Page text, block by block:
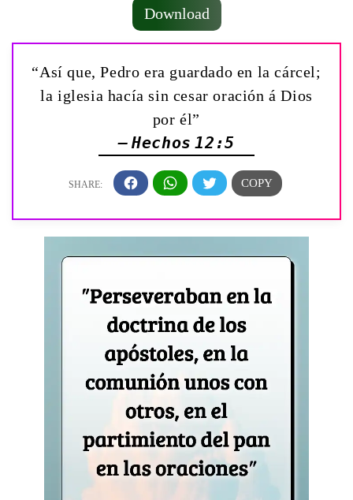
Download
“Así que, Pedro era guardado en la cárcel;
la iglesia hacía sin cesar oración á Dios
por él”
— Hechos 12:5